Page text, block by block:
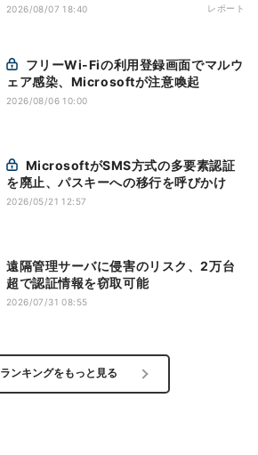
2026/08/07 18:40 レポート
ェア感染、Microsoftが注意喚起
2026/08/06 10:00
を廃止、パスキーへの移行を呼びかけ
2026/05/21 12:57
遠隔管理サーバに侵害のリスク、2万台
超で認証情報を窃取可能
2026/07/31 08:55
ランキングをもっと見る